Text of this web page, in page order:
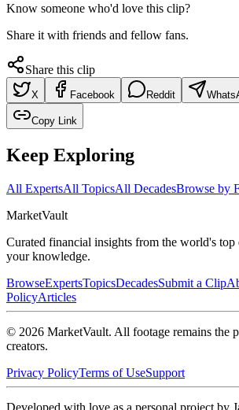
Know someone who'd love this clip?
Share it with friends and fellow fans.
Share this clip
X Facebook Reddit
Copy Link
Keep Exploring
All ExpertsAll TopicsAll DecadesBrowse by
MarketVault
Curated financial insights from the world's top
your knowledge.
BrowseExpertsTopicsDecadesSubmit a Clip
PolicyArticles
© 2026 MarketVault. All footage remains the
creators.
Privacy PolicyTerms of UseSupport
Developed with love as a personal project by